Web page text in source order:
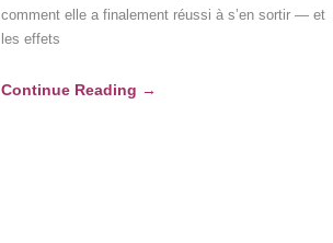
comment elle a finalement réussi à s’en sortir — et
les effets
Continue Reading →